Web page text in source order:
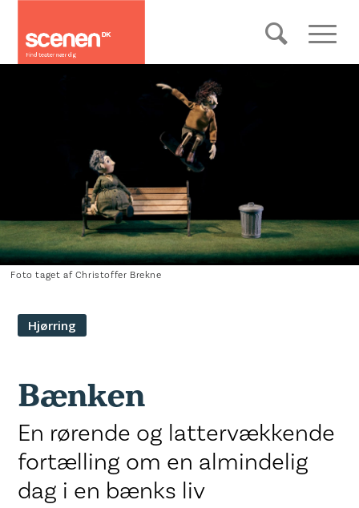
Foto taget af Christoffer Brekne
Hjørring
Bænken
En rørende og lattervækkende
fortælling om en almindelig
dag i en bænks liv